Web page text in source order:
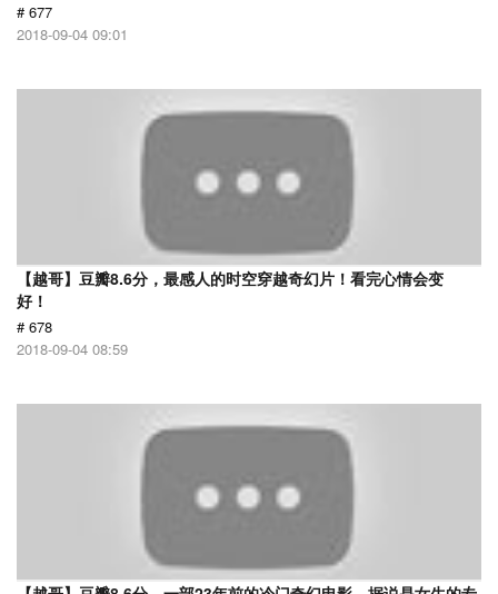
# 677
2018-09-04 09:01
【越哥】豆瓣8.6分，最感人的时空穿越奇幻片！看完心情会变
好！
# 678
2018-09-04 08:59